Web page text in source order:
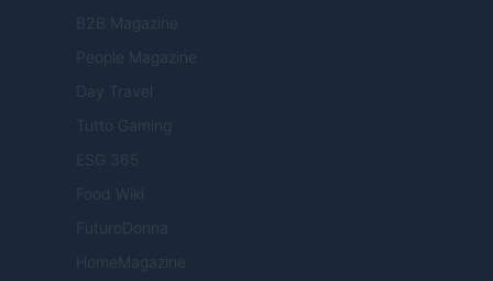
B2B Magazine
People Magazine
Day Travel
Tutto Gaming
ESG 365
Food Wiki
FuturoDonna
HomeMagazine